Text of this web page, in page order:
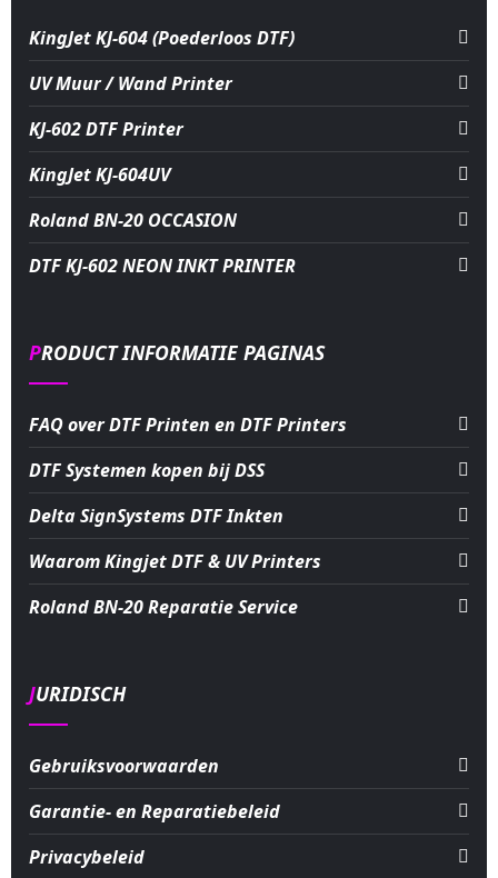
KingJet KJ-604 (Poederloos DTF)
UV Muur / Wand Printer
KJ-602 DTF Printer
KingJet KJ-604UV
Roland BN-20 OCCASION
DTF KJ-602 NEON INKT PRINTER
PRODUCT INFORMATIE PAGINAS
FAQ over DTF Printen en DTF Printers
DTF Systemen kopen bij DSS
Delta SignSystems DTF Inkten
Waarom Kingjet DTF & UV Printers
Roland BN-20 Reparatie Service
JURIDISCH
Gebruiksvoorwaarden
Garantie- en Reparatiebeleid
Privacybeleid